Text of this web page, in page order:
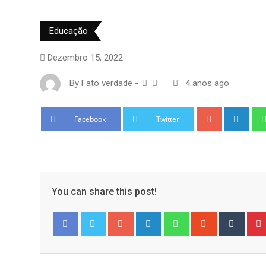
Educação
Dezembro 15, 2022
By Fato verdade - 4 anos ago
Facebook Twitter Google+
You can share this post!
Google+ LinkedIn WhatsappStumbleUpon
Tumblr